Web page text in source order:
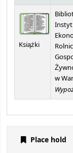
Książki
w
Place hold